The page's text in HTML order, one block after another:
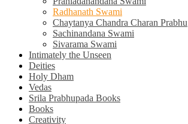
Radhanath Swami
Chaytanya Chandra Charan Prabhu
Sachinandana Swami
Sivarama Swami
Intimately the Unseen
Deities
Holy Dham
Vedas
Srila Prabhupada Books
Books
Creativity